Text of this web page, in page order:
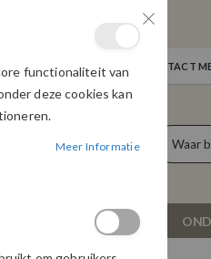
INLOGGEN NEEM CONTACT
Cart
DAMESKLEDING
functionaliteit van
deze cookies kan
Meer Informatie